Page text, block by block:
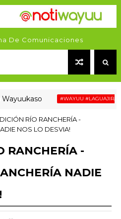
De Comunicaciones
#WAYUU
RÍO RANCHERÍA -
NOS LO DESVIA!
RANCHERÍA -
NADIE